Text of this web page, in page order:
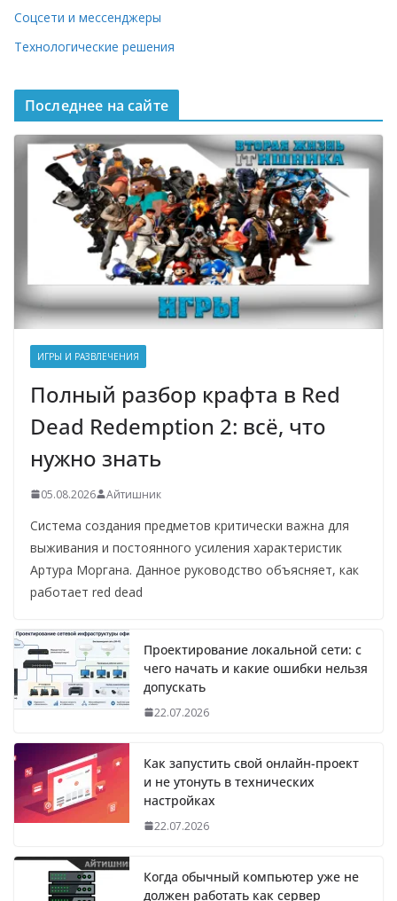
Соцсети и мессенджеры
Технологические решения
Последнее на сайте
ИГРЫ И РАЗВЛЕЧЕНИЯ
Полный разбор крафта в Red
Dead Redemption 2: всё, что
нужно знать
05.08.2026 Айтишник
Система создания предметов критически важна для
выживания и постоянного усиления характеристик
Артура Моргана. Данное руководство объясняет, как
работает red dead
Проектирование локальной сети: с
чего начать и какие ошибки нельзя
допускать
22.07.2026
Как запустить свой онлайн-проект
и не утонуть в технических
настройках
22.07.2026
Когда обычный компьютер уже не
должен работать как сервер